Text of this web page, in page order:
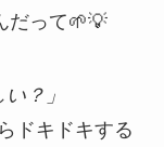
だって🌱💡
？」
ドキドキする